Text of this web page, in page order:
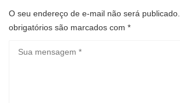
O seu endereço de e-mail não será publicado.
obrigatórios são marcados com *